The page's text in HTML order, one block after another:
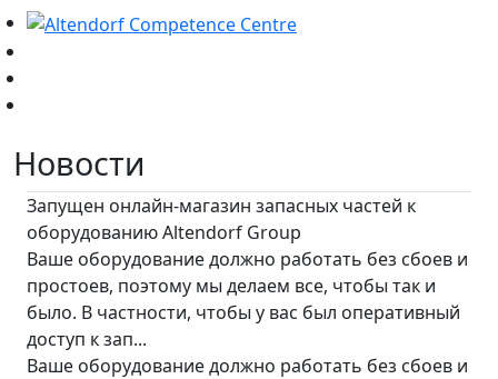
Новости
Запущен онлайн-магазин запасных частей к
оборудованию Altendorf Group
Ваше оборудование должно работать без сбоев и
простоев, поэтому мы делаем все, чтобы так и
было. В частности, чтобы у вас был оперативный
доступ к зап...
Ваше оборудование должно работать без сбоев и